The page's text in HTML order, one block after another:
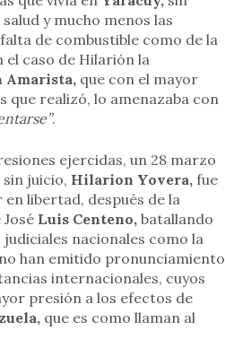
y mucho menos las
de combustible como de la
el caso de Hilarión la
Amarista, que con el mayor
que realizó, lo amenazaba con
.
ejercidas, un 28 marzo
sin juicio, Hilarion Yovera,fue
libertad, después de la
Luis Centeno,batallando
nacionales como la
han emitido pronunciamiento
internacionales, cuyos
presión a los efectos de
que es como llaman al